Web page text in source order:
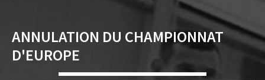
ANNULATION DU CHAMPIONNAT
D'EUROPE